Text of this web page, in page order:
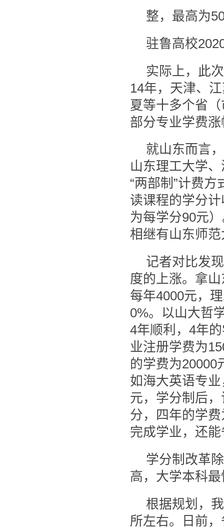
整，最高为
驻鲁高校
实际上，此
14年，天津、
夏等十多个省
部分专业学费
就山东而言
山东理工大学
“两部制”计费
读课程的学分
为每学分90元
相继有山东师
记者对比发
度的上涨。拿
每年4000元，
0%。以山大哲
4年顺利，4年
业注册学费为
的学费为20000
如海大英语专
元，学分制后
分，四年的学
完成学业，还
学分制改革
高，大学本科
根据规划，
所左右。日前